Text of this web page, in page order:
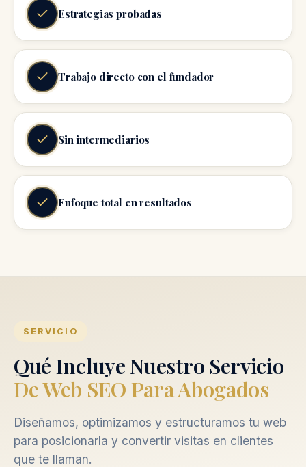
Estrategias probadas
Trabajo directo con el fundador
Sin intermediarios
Enfoque total en resultados
SERVICIO
Qué Incluye Nuestro Servicio
De Web SEO Para Abogados
Diseñamos, optimizamos y estructuramos tu web
para posicionarla y convertir visitas en clientes
que te llaman.